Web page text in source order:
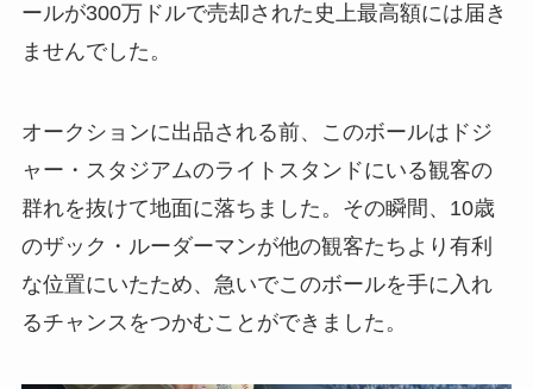
ールが300万ドルで売却された史上最高額には届き
ませんでした。
オークションに出品される前、このボールはドジ
ャー・スタジアムのライトスタンドにいる観客の
群れを抜けて地面に落ちました。その瞬間、10歳
のザック・ルーダーマンが他の観客たちより有利
な位置にいたため、急いでこのボールを手に入れ
るチャンスをつかむことができました。